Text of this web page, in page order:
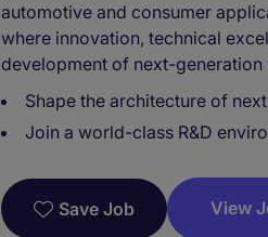
automotive and consumer
where innovation, technical
development of next-
Shape the architecture of
Join a world-class R&D
Save Job View